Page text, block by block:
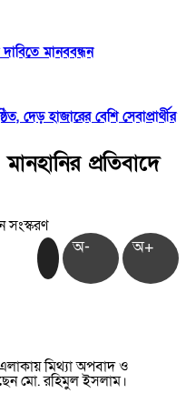
মানববন্ধন
দেড় হাজারের বেশি সেবাপ্রার্থীর
প্রতিবাদে
সংস্করণ
অ- অ+
মিথ্যা অপবাদ ও
মো. রহিমুল ইসলাম।